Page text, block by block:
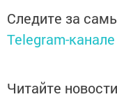
Следите за
Telegram-канале
Читайте